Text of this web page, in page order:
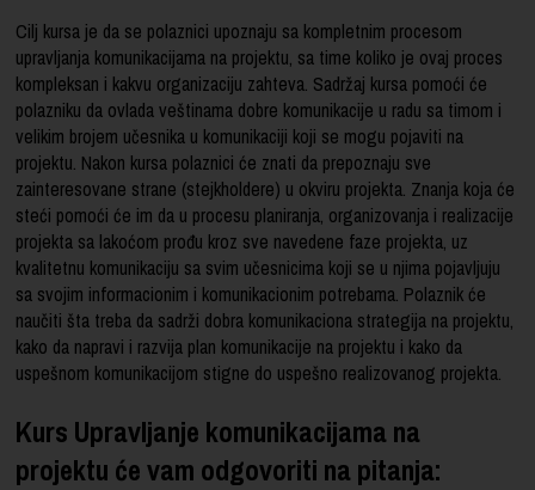
Cilj kursa je da se polaznici upoznaju sa kompletnim procesom
upravljanja komunikacijama na projektu, sa time koliko je ovaj proces
kompleksan i kakvu organizaciju zahteva. Sadržaj kursa pomoći će
polazniku da ovlada veštinama dobre komunikacije u radu sa timom i
velikim brojem učesnika u komunikaciji koji se mogu pojaviti na
projektu. Nakon kursa polaznici će znati da prepoznaju sve
zainteresovane strane (stejkholdere) u okviru projekta. Znanja koja će
steći pomoći će im da u procesu planiranja, organizovanja i realizacije
projekta sa lakoćom prođu kroz sve navedene faze projekta, uz
kvalitetnu komunikaciju sa svim učesnicima koji se u njima pojavljuju
sa svojim informacionim i komunikacionim potrebama. Polaznik će
naučiti šta treba da sadrži dobra komunikaciona strategija na projektu,
kako da napravi i razvija plan komunikacije na projektu i kako da
uspešnom komunikacijom stigne do uspešno realizovanog projekta.
Kurs Upravljanje komunikacijama na
projektu će vam odgovoriti na pitanja: